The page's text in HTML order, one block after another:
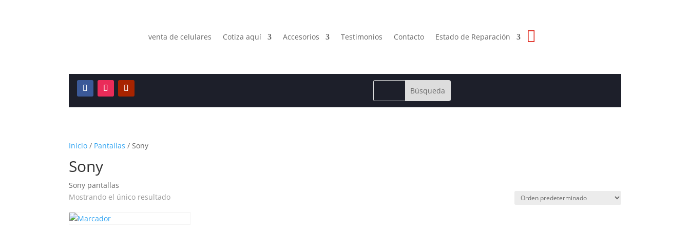
venta de celulares Cotiza aquí Accesorios Testimonios Contacto Estado de Reparación
Inicio / Pantallas / Sony
Sony
Sony pantallas
Mostrando el único resultado